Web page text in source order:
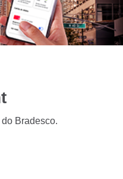
Bradesco.